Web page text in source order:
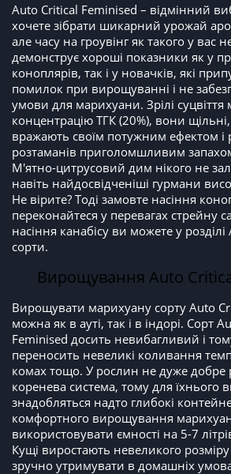
Auto Critical Feminised – відмінний
хочете зібрати шикарний урожай
але часу на гроувінг як такого у вас
демонструє хороші показники як у
коноплярів, так і у новачків, які
помилок при вирощуванні і не
умови для марихуани. Зрілі суцвіття
концентрацію ТГК (20%), вони
вражають своїм потужним ефектом і
розтаманів приголомшливим
М'ятно-цитрусовий дим нікого не
навіть найдосвідченіші гурмани
Не вірите? Тоді замовте насіння
переконайтеся у перевагах стрейну
насіння канабісу ви можете у
сорти.
Вирощування Auto
Вирощувати марихуану сорту Auto
можна як в ауті, так і в індорі. Сорт
Feminised досить невибагливий і
переносить невеликі коливання
комах тощо. У рослин не дуже добре
коренева система, тому для їхнього
знадобляться надто глибокі
комфортного вирощування
використовувати ємності на 5-7
Кущі виростають невеликого
зручно утримувати в домашніх